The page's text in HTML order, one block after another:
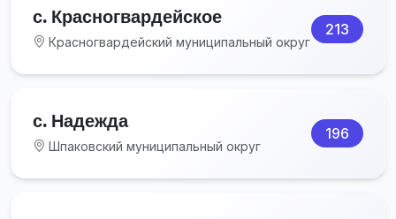
с. Красногвардейское
Красногвардейский муниципальный округ
213
с. Надежда
Шпаковский муниципальный округ
196